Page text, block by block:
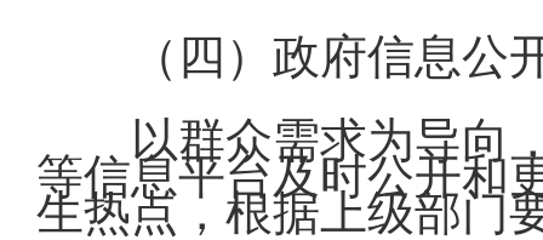
（四）政府信息公
以群众需求为导向
等信息平台及时公开和
生热点，根据上级部门